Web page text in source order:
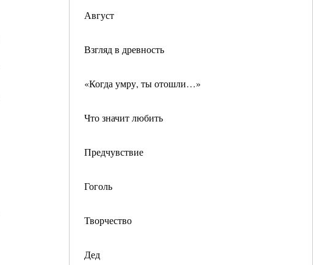
Август
Взгляд в древность
«Когда умру, ты отошли…»
Что значит любить
Предчувствие
Гоголь
Творчество
Дед